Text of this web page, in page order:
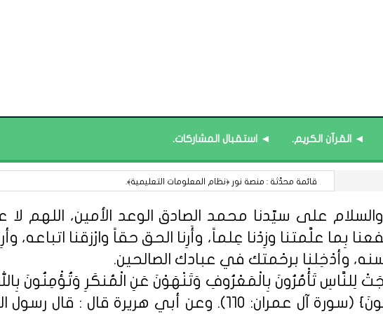
◄ القرآن الكريم. ◄ استقبال المشاركات.
13 أغسطس : اليوم العالمي لعسيري اليد.
على سيّدنا محمد الصادق الوعد الأمين، اللهم لا
بِما علَّمتنا وزِدْنا عِلماً، وأَرِنا الحق حقاً وارْزقنا اتباعه،
وأدْخِلنا برحْمتك في عبادك الصالحين.
لِلنَّاسِ تَأْمُرُونَ بِالْمَعْرُوفِ وَتَنْهَوْنَ عَنِ الْمُنكَرِ وَتُؤْمِنُونَ
مِّنْهُمُ الْمُؤْمِنُونَ وَأَكْثَرُهُمُ الْفَاسِقُونَ} (سورة آل عمران: 110).